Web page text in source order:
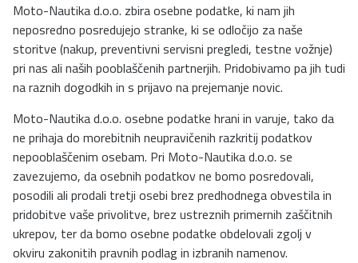
Moto-Nautika d.o.o. zbira osebne podatke, ki nam jih
neposredno posredujejo stranke, ki se odločijo za naše
storitve (nakup, preventivni servisni pregledi, testne vožnje)
pri nas ali naših pooblaščenih partnerjih. Pridobivamo pa jih tudi
na raznih dogodkih in s prijavo na prejemanje novic.
Moto-Nautika d.o.o. osebne podatke hrani in varuje, tako da
ne prihaja do morebitnih neupravičenih razkritij podatkov
nepooblaščenim osebam. Pri Moto-Nautika d.o.o. se
zavezujemo, da osebnih podatkov ne bomo posredovali,
posodili ali prodali tretji osebi brez predhodnega obvestila in
pridobitve vaše privolitve, brez ustreznih primernih zaščitnih
ukrepov, ter da bomo osebne podatke obdelovali zgolj v
okviru zakonitih pravnih podlag in izbranih namenov.